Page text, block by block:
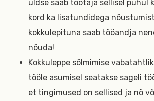
üldse saab töötaja sellisel puhul
kord ka lisatundidega
kokkulepituna saab tööandja
nõuda!
Kokkuleppe sõlmimise
tööle asumisel seatakse sageli
et tingimused on sellised ja nö